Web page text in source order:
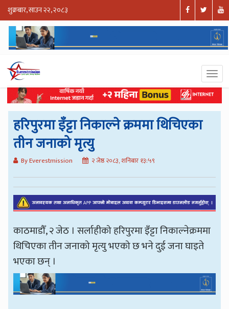
शुक्रबार, साउन २२, २०८३
हरिपुरमा इँट्टा निकाल्ने क्रममा थिचिएका
तीन जनाको मृत्यु
By Everestmission २ जेष्ठ २०८३, शनिबार १३:५९
काठमाडौँ, २ जेठ । सर्लाहीको हरिपुरमा इँट्टा निकाल्नेक्रममा
थिचिएका तीन जनाको मृत्यु भएको छ भने दुई जना घाइते
भएका छन् ।